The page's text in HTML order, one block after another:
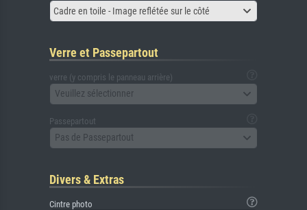
Cadre en toile - Image reflétée sur le côté
Verre et Passepartout
verre (y compris le panneau arrière)
Veuillez sélectionner
Passepartout
Pas de Passepartout
Divers & Extras
Cintre photo